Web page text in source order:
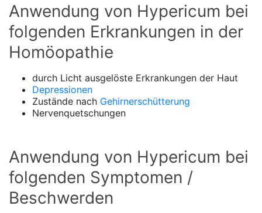
Anwendung von Hypericum bei
folgenden Erkrankungen in der
Homöopathie
durch Licht ausgelöste Erkrankungen der Haut
Depressionen
Zustände nach Gehirnerschütterung
Nervenquetschungen
Anwendung von Hypericum bei
folgenden Symptomen /
Beschwerden